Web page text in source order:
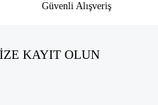
Güvenli Alışveriş
KAYIT OLUN